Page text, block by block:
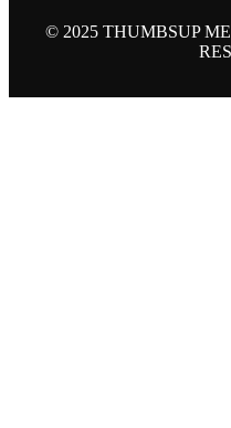
© 2025 THUMBSUP